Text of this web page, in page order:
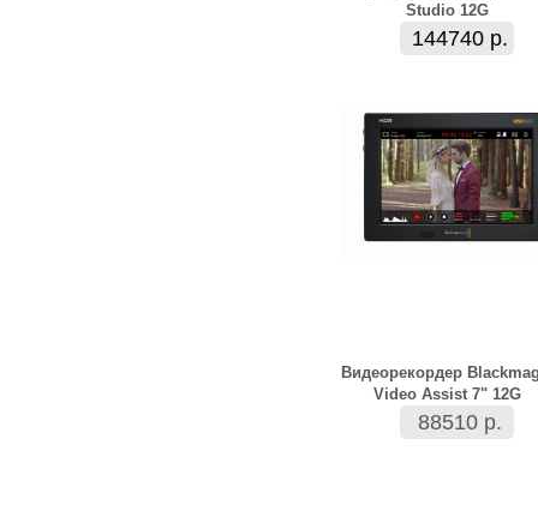
Studio 12G
144740 р.
Видеорекордер
Video Assist 7" 12G
88510 р.